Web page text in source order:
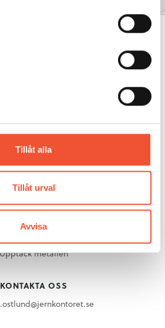
Tillåt alla
Tillåt urval
Avvisa
Mässing
Metallarkivet
Rörligt material
Metallkompetens
metallen
KONTAKTA OSS